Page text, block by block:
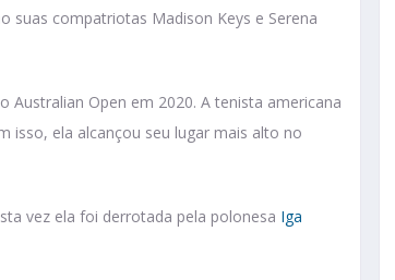
suas compatriotas Madison Keys e Serena
Australian Open em 2020. A tenista americana
isso, ela alcançou seu lugar mais alto no
vez ela foi derrotada pela polonesa Iga